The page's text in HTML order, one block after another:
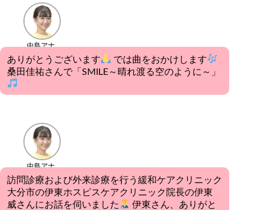
中島アナ
ありがとうございます
では曲をおかけします
桑田佳祐さんで「SMILE～晴れ渡る空のように～」
中島アナ
訪問診療および外来診療を行う緩和ケアクリニック
大分市の伊東ホスピスケアクリニック院長の伊東
威さんにお話を伺いました
伊東さん、ありがと